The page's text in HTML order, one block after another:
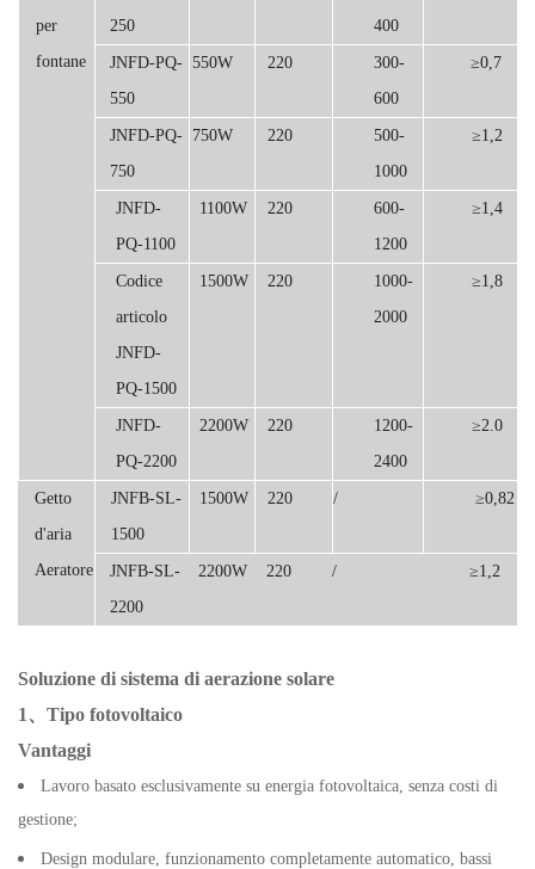
per
fontane
250
400
JNFD-PQ-
550
550W 220
300-
600
≥0,7
JNFD-PQ-
750
750W 220
500-
1000
≥1,2
JNFD-
PQ-1100
1100W 220
600-
1200
≥1,4
Codice
articolo
JNFD-
PQ-1500
1500W 220
1000-
2000
≥1,8
JNFD-
PQ-2200
2200W 220
1200-
2400
≥2.0
Getto
d'aria
Aeratore
JNFB-SL-
1500
1500W 220 / ≥0,82
JNFB-SL-
2200
2200W 220 / ≥1,2
Soluzione di sistema di aerazione solare
1、Tipo fotovoltaico
Vantaggi
Lavoro basato esclusivamente su energia fotovoltaica, senza costi di
gestione;
Design modulare, funzionamento completamente automatico, bassi